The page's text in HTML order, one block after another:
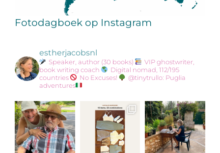
Fotodagboek op Instagram
estherjacobsnl
Speaker, author (30 books)
VIP ghostwriter,
book writing coach
Digital nomad, 112/195
countries
No Excuses!
@tinytrullo: Puglia
adventures